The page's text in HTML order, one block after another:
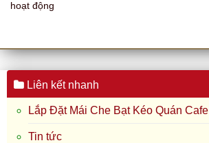
hoạt động
Liên kết nhanh
Lắp Đặt Mái Che Bạt Kéo Quán Cafe
Tin tức